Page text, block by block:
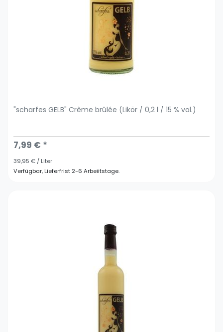
"scharfes GELB" Crème brûlée (Likör / 0,2 l / 15 % vol.)
7,99 € *
39,95 € / Liter
Verfügbar, Lieferfrist 2-6 Arbeiitstage.